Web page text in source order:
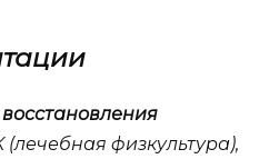
физкультура),